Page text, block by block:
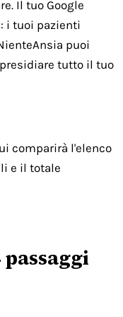
Il tuo Google
i tuoi pazienti
puoi
tutto il tuo
comparirà l'elenco
e il totale